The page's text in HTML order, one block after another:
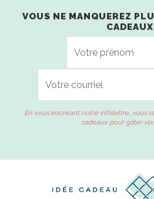
VOUS NE MANQUEREZ
En vous inscrivant notre infolettre, vous
cadeaux pour gâter